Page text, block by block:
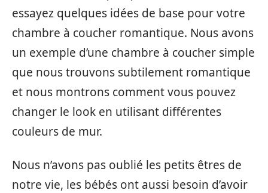
essayez quelques idées de base pour votre
chambre à coucher romantique. Nous avons
un exemple d’une chambre à coucher simple
que nous trouvons subtilement romantique
et nous montrons comment vous pouvez
changer le look en utilisant différentes
couleurs de mur.
Nous n’avons pas oublié les petits êtres de
notre vie, les bébés ont aussi besoin d’avoir